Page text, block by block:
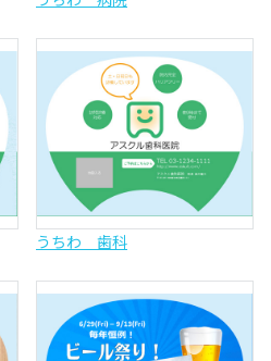
うちわ 歯科